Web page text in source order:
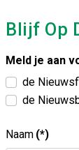
Blijf Op
Meld je aan
de
de
Naam (*)